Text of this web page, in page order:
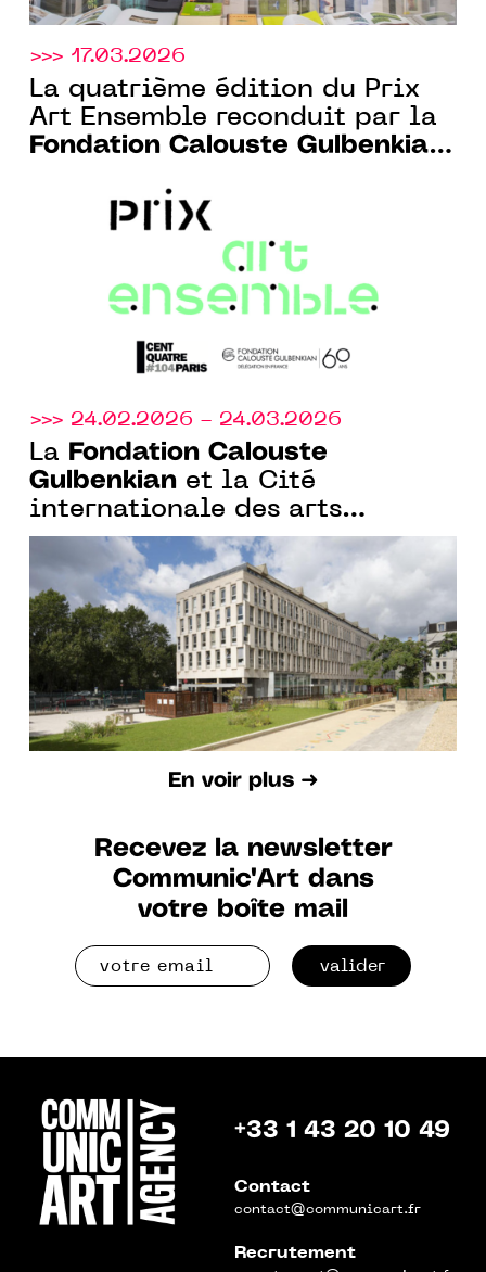
>>> 17.03.2026
La quatrième édition du Prix
Art Ensemble reconduit par la
Fondation Calouste Gulbenkian
>>> 24.02.2026 - 24.03.2026
La
Fondation Calouste
Gulbenkian et la Cité
internationale des arts
annoncent la 4e édition du
programme de résidence
Curadores
En voir plus ➜
Recevez la newsletter
Communic'Art dans
votre boîte mail
valider
+33 1 43 20 10 49
Contact
contact@communicart.fr
Recrutement